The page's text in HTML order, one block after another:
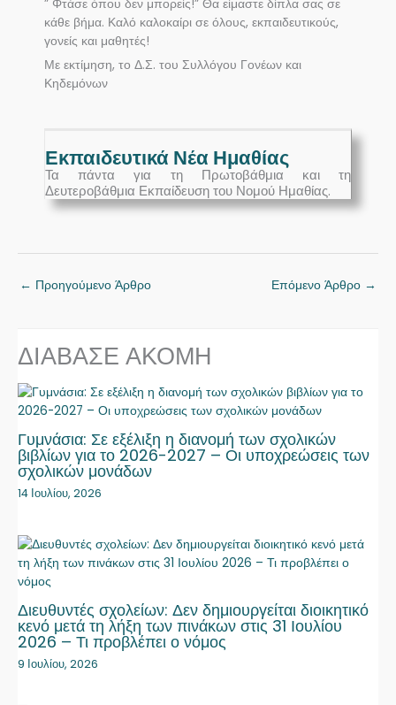
” Φτάσε όπου δεν μπορείς!” Θα είμαστε δίπλα σας σε
κάθε βήμα. Καλό καλοκαίρι σε όλους, εκπαιδευτικούς,
γονείς και μαθητές!
Με εκτίμηση, το Δ.Σ. του Συλλόγου Γονέων και
Κηδεμόνων
Εκπαιδευτικά Νέα Ημαθίας
Τα πάντα για τη Πρωτοβάθμια και τη
Δευτεροβάθμια Εκπαίδευση του Νομού Ημαθίας.
← Προηγούμενο Άρθρο Επόμενο Άρθρο →
ΔΙΑΒΑΣΕ ΑΚΟΜΗ
Γυμνάσια: Σε εξέλιξη η διανομή των σχολικών
βιβλίων για το 2026-2027 – Οι υποχρεώσεις των
σχολικών μονάδων
14 Ιουλίου, 2026
Διευθυντές σχολείων: Δεν δημιουργείται διοικητικό
κενό μετά τη λήξη των πινάκων στις 31 Ιουλίου
2026 – Τι προβλέπει ο νόμος
9 Ιουλίου, 2026